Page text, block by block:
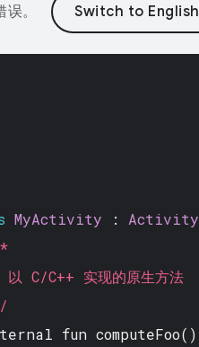
。
MyActivity : Activity
C/C++ 实现的原生方法
fun computeFoo()